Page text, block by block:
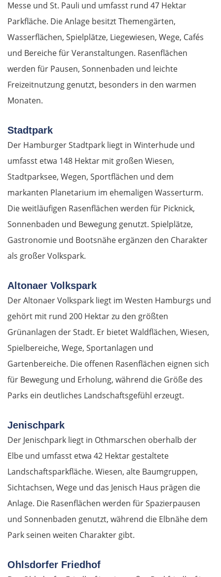
Messe und St. Pauli und umfasst rund 47 Hektar
Parkfläche. Die Anlage besitzt Themengärten,
Wasserflächen, Spielplätze, Liegewiesen, Wege, Cafés
und Bereiche für Veranstaltungen. Rasenflächen
werden für Pausen, Sonnenbaden und leichte
Freizeitnutzung genutzt, besonders in den warmen
Monaten.
Stadtpark
Der Hamburger Stadtpark liegt in Winterhude und
umfasst etwa 148 Hektar mit großen Wiesen,
Stadtparksee, Wegen, Sportflächen und dem
markanten Planetarium im ehemaligen Wasserturm.
Die weitläufigen Rasenflächen werden für Picknick,
Sonnenbaden und Bewegung genutzt. Spielplätze,
Gastronomie und Bootsnähe ergänzen den Charakter
als großer Volkspark.
Altonaer Volkspark
Der Altonaer Volkspark liegt im Westen Hamburgs und
gehört mit rund 200 Hektar zu den größten
Grünanlagen der Stadt. Er bietet Waldflächen, Wiesen,
Spielbereiche, Wege, Sportanlagen und
Gartenbereiche. Die offenen Rasenflächen eignen sich
für Bewegung und Erholung, während die Größe des
Parks ein deutliches Landschaftsgefühl erzeugt.
Jenischpark
Der Jenischpark liegt in Othmarschen oberhalb der
Elbe und umfasst etwa 42 Hektar gestaltete
Landschaftsparkfläche. Wiesen, alte Baumgruppen,
Sichtachsen, Wege und das Jenisch Haus prägen die
Anlage. Die Rasenflächen werden für Spazierpausen
und Sonnenbaden genutzt, während die Elbnähe dem
Park seinen weiten Charakter gibt.
Ohlsdorfer Friedhof